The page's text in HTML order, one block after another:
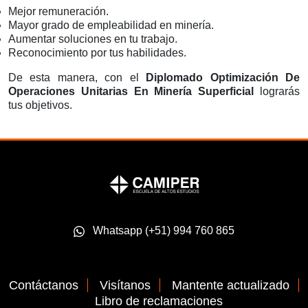
Mejor remuneración.
Mayor grado de empleabilidad en minería.
Aumentar soluciones en tu trabajo.
Reconocimiento por tus habilidades.
De esta manera, con el
Diplomado Optimización De
Operaciones Unitarias En Minería Superficial
lograrás
tus objetivos.
Whatsapp (+51) 994 760 865
Contáctanos Visítanos
Mantente actualizado
Libro de reclamaciones